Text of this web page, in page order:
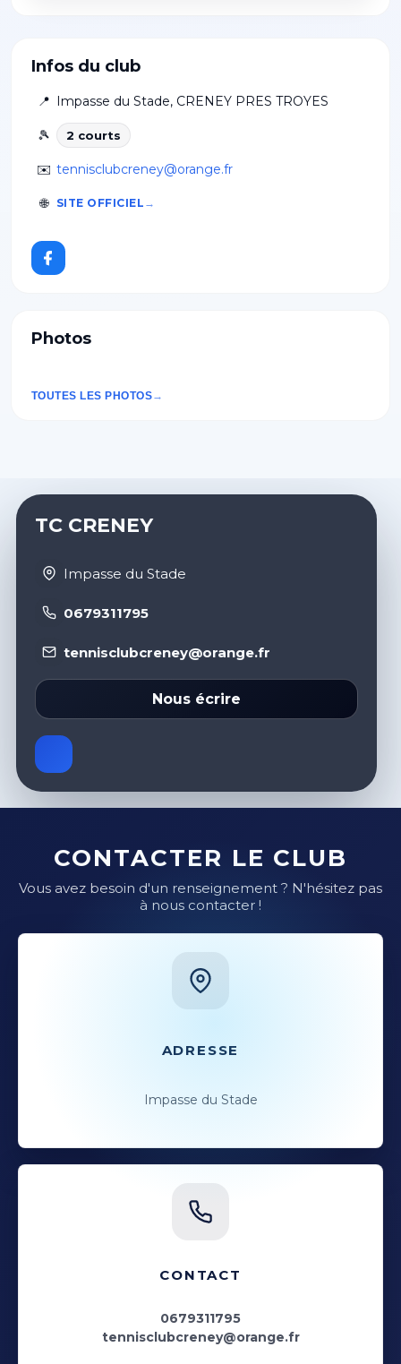
Infos du club
📍 Impasse du Stade, CRENEY PRES TROYES
🎾 2 courts
✉️ tennisclubcreney@orange.fr
🌐 SITE OFFICIEL
Photos
TOUTES LES PHOTOS
TC CRENEY
Impasse du Stade
0679311795
tennisclubcreney@orange.fr
Nous écrire
CONTACTER LE CLUB
Vous avez besoin d'un renseignement ? N'hésitez pas
à nous contacter !
ADRESSE
Impasse du Stade
CONTACT
0679311795
tennisclubcreney@orange.fr